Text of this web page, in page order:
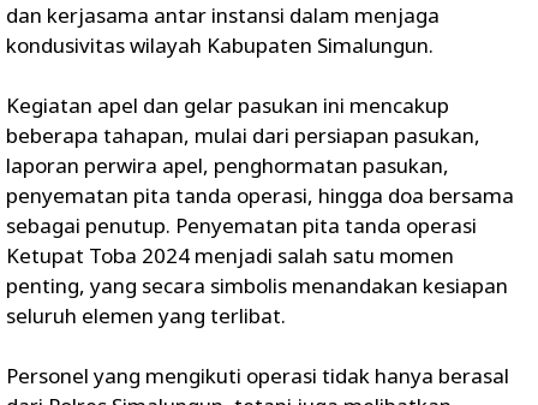
dan kerjasama antar instansi dalam menjaga
kondusivitas wilayah Kabupaten Simalungun.
Kegiatan apel dan gelar pasukan ini mencakup
beberapa tahapan, mulai dari persiapan pasukan,
laporan perwira apel, penghormatan pasukan,
penyematan pita tanda operasi, hingga doa bersama
sebagai penutup. Penyematan pita tanda operasi
Ketupat Toba 2024 menjadi salah satu momen
penting, yang secara simbolis menandakan kesiapan
seluruh elemen yang terlibat.
Personel yang mengikuti operasi tidak hanya berasal